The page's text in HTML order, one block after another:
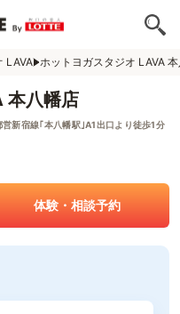
LAVA ホットヨガスタジオ LAVA
本八幡店
新宿線｢本八幡駅｣A1出口より徒歩1分
体験・相談予約